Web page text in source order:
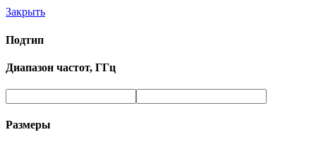
Закрыть
Подтип
Диапазон частот, ГГц
Размеры